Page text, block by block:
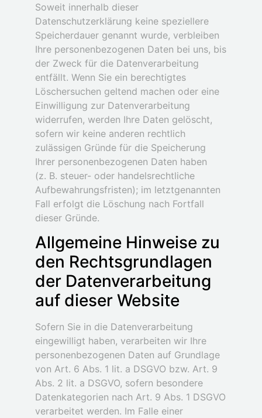
Soweit innerhalb dieser
Datenschutzerklärung keine speziellere
Speicherdauer genannt wurde, verbleiben
Ihre personenbezogenen Daten bei uns, bis
der Zweck für die Datenverarbeitung
entfällt. Wenn Sie ein berechtigtes
Löschersuchen geltend machen oder eine
Einwilligung zur Datenverarbeitung
widerrufen, werden Ihre Daten gelöscht,
sofern wir keine anderen rechtlich
zulässigen Gründe für die Speicherung
Ihrer personenbezogenen Daten haben
(z. B. steuer- oder handelsrechtliche
Aufbewahrungsfristen); im letztgenannten
Fall erfolgt die Löschung nach Fortfall
dieser Gründe.
Allgemeine Hinweise zu
den Rechtsgrundlagen
der Datenverarbeitung
auf dieser Website
Sofern Sie in die Datenverarbeitung
eingewilligt haben, verarbeiten wir Ihre
personenbezogenen Daten auf Grundlage
von Art. 6 Abs. 1 lit. a DSGVO bzw. Art. 9
Abs. 2 lit. a DSGVO, sofern besondere
Datenkategorien nach Art. 9 Abs. 1 DSGVO
verarbeitet werden. Im Falle einer